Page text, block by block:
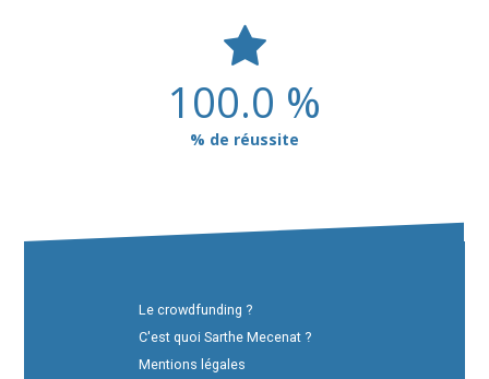
100.0 %
% de réussite
Le crowdfunding ?
C'est quoi Sarthe Mecenat ?
Mentions légales